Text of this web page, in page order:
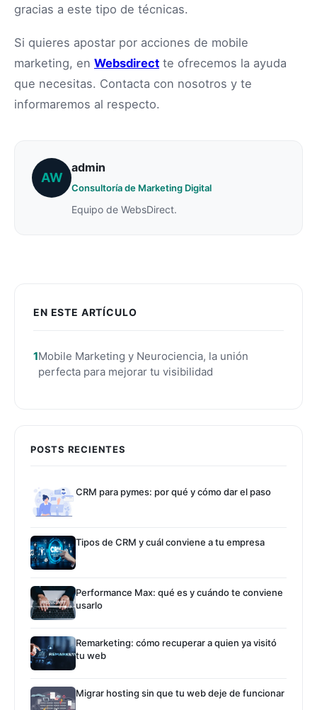
EN ESTE ARTÍCULO
Mobile Marketing y Neurociencia, la unión
perfecta para mejorar tu visibilidad
POSTS RECIENTES
CRM para pymes: por qué y cómo dar el paso
Tipos de CRM y cuál conviene a tu empresa
Performance Max: qué es y cuándo te conviene
usarlo
Remarketing: cómo recuperar a quien ya visitó
tu web
Migrar hosting sin que tu web deje de funcionar
gracias a este tipo de técnicas.
Si quieres apostar por acciones de mobile
marketing, en Websdirect te ofrecemos la ayuda
que necesitas. Contacta con nosotros y te
informaremos al respecto.
AW
admin
Consultoría de Marketing Digital
Equipo de WebsDirect.